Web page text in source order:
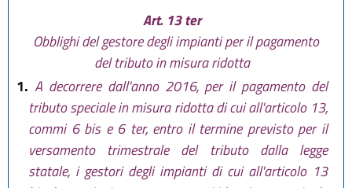
Art. 13 ter
Obblighi del gestore degli impianti per il pagamento
del tributo in misura ridotta
1. A decorrere dall'anno 2016, per il pagamento del
tributo speciale in misura ridotta di cui all'articolo 13,
commi 6 bis e 6 ter, entro il termine previsto per il
versamento trimestrale del tributo dalla legge
statale, i gestori degli impianti di cui all'articolo 13